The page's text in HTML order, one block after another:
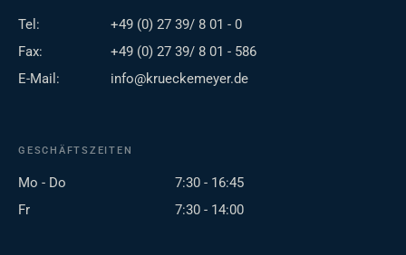
Tel:
+49 (0) 27 39/ 8 01 - 0
Fax:
+49 (0) 27 39/ 8 01 - 586
E-Mail:
info@krueckemeyer.de
GESCHÄFTSZEITEN
Mo - Do
7:30 - 16:45
Fr
7:30 - 14:00